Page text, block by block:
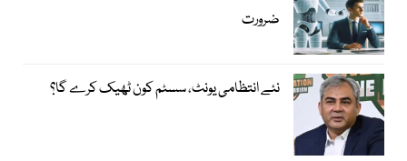
ضرورت
نئے انتظامی یونٹ، سسٹم کون ٹھیک کرے گا؟